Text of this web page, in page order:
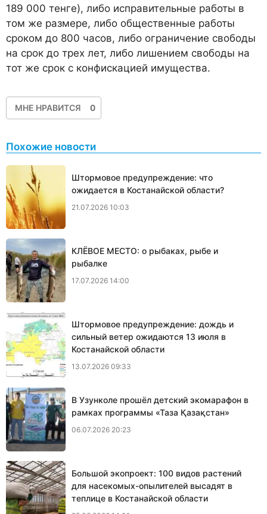
189 000 тенге), либо исправительные работы в
том же размере, либо общественные работы
сроком до 800 часов, либо ограничение свободы
на срок до трех лет, либо лишением свободы на
тот же срок с конфискацией имущества.
МНЕ НРАВИТСЯ 0
Похожие новости
Штормовое предупреждение: что
ожидается в Костанайской области?
21.07.2026 10:03
КЛЁВОЕ МЕСТО: о рыбаках, рыбе и
рыбалке
17.07.2026 14:00
Штормовое предупреждение: дождь и
сильный ветер ожидаются 13 июля в
Костанайской области
13.07.2026 09:33
В Узунколе прошёл детский экомарафон в
рамках программы «Таза Қазақстан»
06.07.2026 20:23
Большой экопроект: 100 видов растений
для насекомых-опылителей высадят в
теплице в Костанайской области